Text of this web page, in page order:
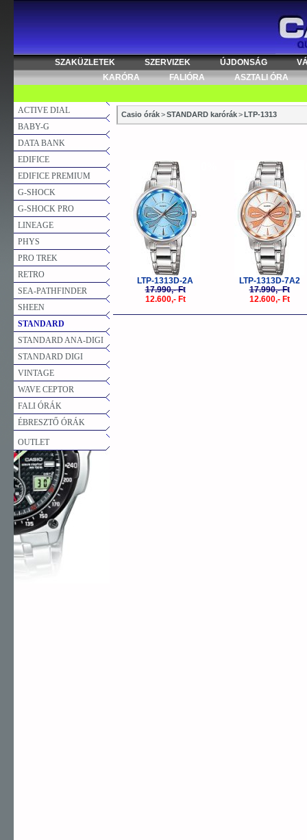
SZAKÜZLETEK SZERVIZEK ÚJDONSÁG
KARÓRA
FALIÓRA ASZTALI ÓRA
ACTIVE DIAL
BABY-G
DATA BANK
EDIFICE
EDIFICE PREMIUM
G-SHOCK
G-SHOCK PRO
LINEAGE
PHYS
PRO TREK
RETRO
SEA-PATHFINDER
SHEEN
STANDARD
STANDARD ANA-DIGI
STANDARD DIGI
VINTAGE
WAVE CEPTOR
FALI ÓRÁK
ÉBRESZTŐ ÓRÁK
OUTLET
Casio órák>STANDARD karórák>LTP-1313
LTP-1313D-2A
17.990,- Ft
12.600,- Ft
LTP-1313D-7A2
17.990,- Ft
12.600,- Ft